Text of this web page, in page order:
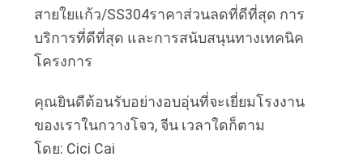
เสนอ
ราคา
NEWS
สายใยแก้ว/SS304ราคาส่วนลดที่ดีที่สุด การ
บริการที่ดีที่สุด และการสนับสนุนทางเทคนิค
โครงการ
คุณยินดีต้อนรับอย่างอบอุ่นที่จะเยี่ยมโรงงาน
ของเราในกวางโจว, จีน เวลาใดก็ตาม
โดย: Cici Cai